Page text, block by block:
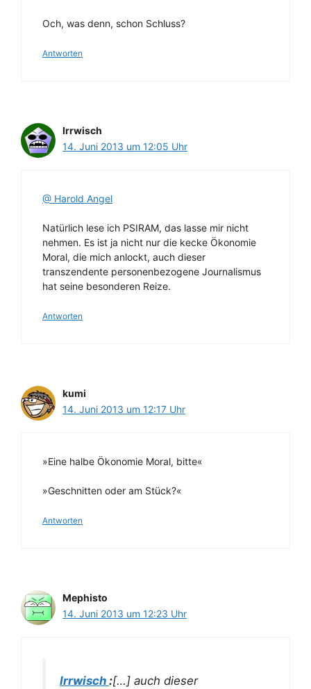
Och, was denn, schon Schluss?
Antworten
Irrwisch
14. Juni 2013 um 12:05 Uhr
@ Harold Angel
Natürlich lese ich PSIRAM, das lasse mir nicht
nehmen. Es ist ja nicht nur die kecke Ökonomie
Moral, die mich anlockt, auch dieser
transzendente personenbezogene Journalismus
hat seine besonderen Reize.
Antworten
kumi
14. Juni 2013 um 12:17 Uhr
»Eine halbe Ökonomie Moral, bitte«
»Geschnitten oder am Stück?«
Antworten
Mephisto
14. Juni 2013 um 12:23 Uhr
Irrwisch :[…] auch dieser